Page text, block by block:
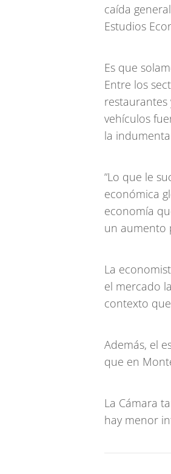
caída
Estudios
Es que
Entre los
restaurantes
vehículos
la
“Lo que le
económica
economía
un aumento
La
el mercado
contexto
Además, el
que en
La Cámara
hay menor